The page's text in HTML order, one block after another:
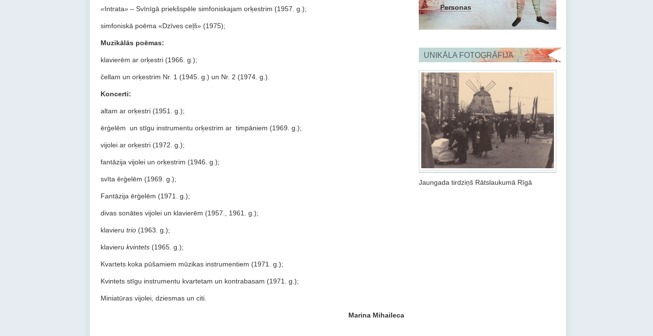
Personas
UNIKĀLA FOTOGRĀFIJA
Jaungada tirdziņš Rātslaukumā Rīgā
«Intrata» – Svīnīgā priekšspēle simfoniskajam orķestrim (1957. g.);
simfoniskā poēma «Dzīves ceļš» (1975);
Muzikālās poēmas:
klavierēm ar orķestri (1966. g.);
čellam un orķestrim Nr. 1 (1945. g.) un Nr. 2 (1974. g.).
Koncerti:
аltam ar orķestri (1951. g.);
ērģelēm un stīgu instrumentu orķestrim ar timpāniem (1969. g.);
vijolei ar orķestri (1972. g.);
fantāzija vijolei un orķestrim (1946. g.);
svīta ērģelēm (1969. g.);
Fantāzija ērģelēm (1971. g.);
divas sonātes vijolei un klavierēm (1957., 1961. g.);
klavieru trio (1963. g.);
klavieru kvintets (1965. g.);
Kvartets koka pūšamiem mūzikas instrumentiem (1971. g.);
Kvintets stīgu instrumentu kvartetam un kontrabasam (1971. g.);
Miniatūras vijolei, dziesmas un citi.
Marina Mihaileca